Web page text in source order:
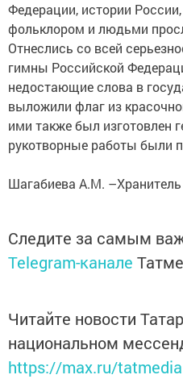
Федерации, истории
фольклором и людьми
Отнеслись со всей
гимны Российской
недостающие слова в
выложили флаг из
ими также был изготовлен
рукотворные работы были
Шагабиева А.М.
Следите за самым
Telegram-канале
Читайте новости
национальном
https://max.ru/tatmedia